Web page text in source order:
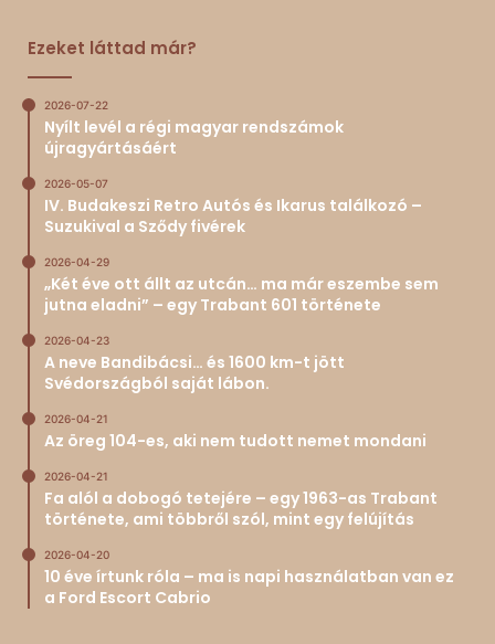
Ezeket láttad már?
2026-07-22
Nyílt levél a régi magyar rendszámok
újragyártásáért
2026-05-07
IV. Budakeszi Retro Autós és Ikarus találkozó –
Suzukival a Sződy fivérek
2026-04-29
„Két éve ott állt az utcán… ma már eszembe sem
jutna eladni” – egy Trabant 601 története
2026-04-23
A neve Bandibácsi… és 1600 km-t jött
Svédországból saját lábon.
2026-04-21
Az öreg 104-es, aki nem tudott nemet mondani
2026-04-21
Fa alól a dobogó tetejére – egy 1963-as Trabant
története, ami többről szól, mint egy felújítás
2026-04-20
10 éve írtunk róla – ma is napi használatban van ez
a Ford Escort Cabrio